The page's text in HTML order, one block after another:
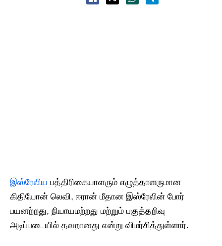
​இஸ்ரேலிய பத்திரிகையாளரும் எழுத்தாளருமான
கிதியோன் லெவி, ஈரான் மீதான இஸ்ரேலின் போர்
பயனற்றது, நியாயமற்றது மற்றும் பகுத்தறிவு
அடிப்படையில் தவறானது என்று விமர்சித்துள்ளார்.